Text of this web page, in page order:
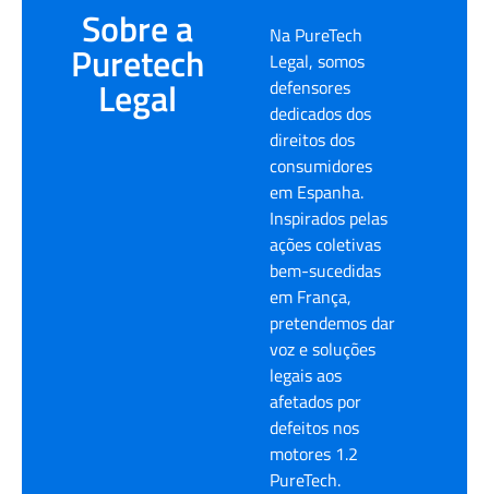
Sobre a
Puretech
Legal
Na PureTech
Legal, somos
defensores
dedicados dos
direitos dos
consumidores
em Espanha.
Inspirados pelas
ações coletivas
bem-sucedidas
em França,
pretendemos dar
voz e soluções
legais aos
afetados por
defeitos nos
motores 1.2
PureTech.